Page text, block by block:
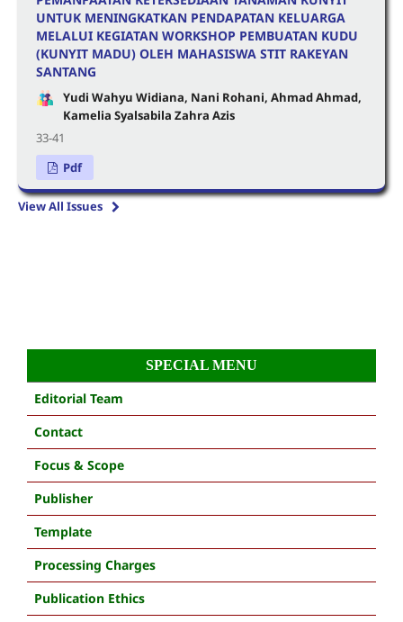
UNTUK MENINGKATKAN PENDAPATAN KELUARGA
MELALUI KEGIATAN WORKSHOP PEMBUATAN KUDU
(KUNYIT MADU) OLEH MAHASISWA STIT RAKEYAN
SANTANG
Yudi Wahyu Widiana, Nani Rohani, Ahmad Ahmad,
Kamelia Syalsabila Zahra Azis
33-41
Pdf
View All Issues
SPECIAL MENU
Editorial Team
Contact
Focus & Scope
Publisher
Template
Processing Charges
Publication Ethics